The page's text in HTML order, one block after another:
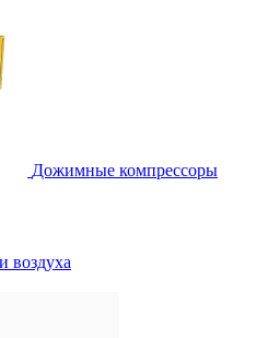
Дожимные компрессоры
воздуха